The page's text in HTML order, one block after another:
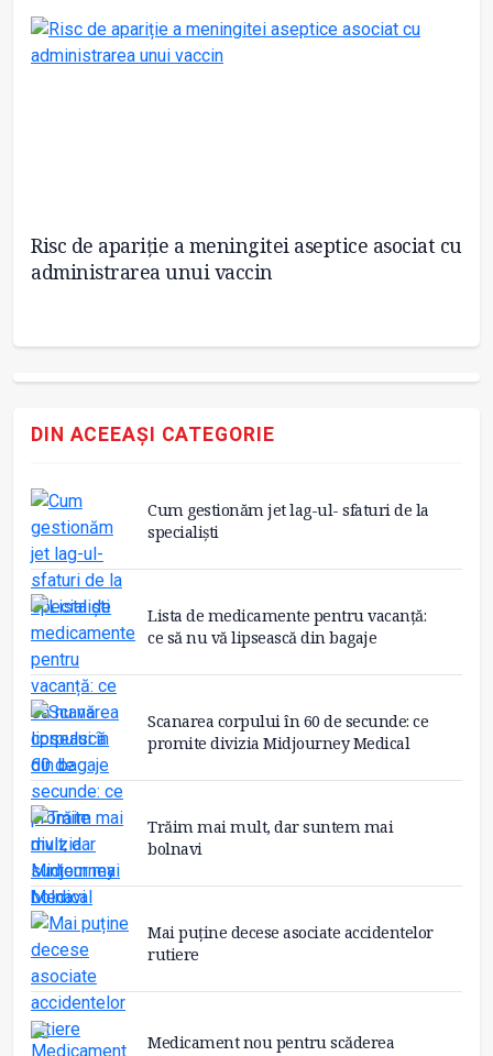
Risc de apariție a meningitei aseptice asociat cu
administrarea unui vaccin
DIN ACEEAȘI CATEGORIE
Cum gestionăm jet lag-ul- sfaturi de la
specialiști
Lista de medicamente pentru vacanță:
ce să nu vă lipsească din bagaje
Scanarea corpului în 60 de secunde: ce
promite divizia Midjourney Medical
Trăim mai mult, dar suntem mai
bolnavi
Mai puține decese asociate accidentelor
rutiere
Medicament nou pentru scăderea